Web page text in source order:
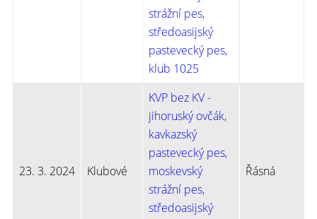
strážní pes,
středoasijský
pastevecký pes,
klub 1025
23. 3. 2024 Klubové
KVP bez KV -
jihoruský ovčák,
kavkazský
pastevecký pes,
moskevský
strážní pes,
středoasijský
Řásná